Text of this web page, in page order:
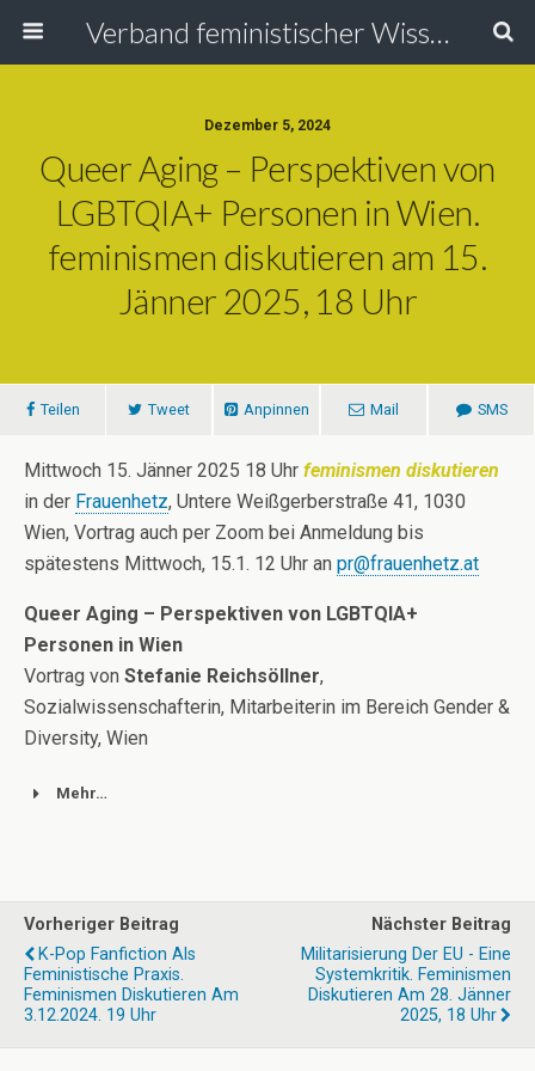
Verband feministischer Wissenschafterinnen
Dezember 5, 2024
Queer Aging – Perspektiven von
LGBTQIA+ Personen in Wien.
feminismen diskutieren am 15.
Jänner 2025, 18 Uhr
Teilen Tweet Anpinnen Mail SMS
Mittwoch 15. Jänner 2025 18 Uhr feminismen diskutieren
in der Frauenhetz, Untere Weißgerberstraße 41, 1030
Wien, Vortrag auch per Zoom bei Anmeldung bis
spätestens Mittwoch, 15.1. 12 Uhr an pr@frauenhetz.at
Queer Aging – Perspektiven von LGBTQIA+
Personen in Wien
Vortrag von Stefanie Reichsöllner,
Sozialwissenschafterin, Mitarbeiterin im Bereich Gender &
Diversity, Wien
Mehr…
Vorheriger Beitrag
K-Pop Fanfiction Als
Feministische Praxis.
Feminismen Diskutieren Am
3.12.2024. 19 Uhr
Nächster Beitrag
Militarisierung Der EU - Eine
Systemkritik. Feminismen
Diskutieren Am 28. Jänner
2025, 18 Uhr